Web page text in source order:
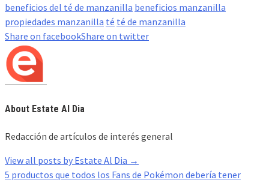
beneficios del té de manzanilla beneficios manzanilla
propiedades manzanilla té té de manzanilla
Share on facebookShare on twitter
About Estate Al Dia
Redacción de artículos de interés general
View all posts by Estate Al Dia →
Post
5 productos que todos los Fans de Pokémon debería tener